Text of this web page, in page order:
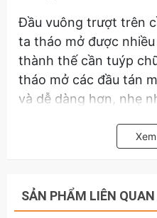
Đầu vuông trượt trên
ta tháo mở được
thành thế cần tuýp
tháo mở các đầu tán
và dễ dàng hơn, nhẹ
Hãy liên hệ với
tin chi tiết sản phẩm
SẢN PHẨM LIÊN QUAN